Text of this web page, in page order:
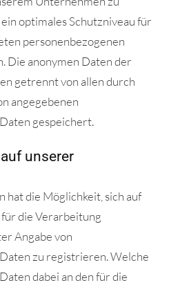
optimales Schutzniveau für
personenbezogenen
Die anonymen Daten der
getrennt von allen durch
angegebenen
gespeichert.
unserer
hat die Möglichkeit, sich auf
die Verarbeitung
Angabe von
zu registrieren. Welche
dabei an den für die